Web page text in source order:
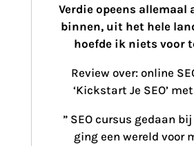
Verdie opeens allemaal
binnen, uit het hele
hoefde ik niets voor
Review over: online
‘Kickstart Je SEO’
” SEO cursus gedaan
ging een wereld voor